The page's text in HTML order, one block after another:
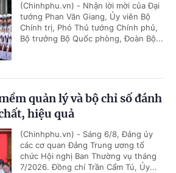
(Chinhphu.vn) - Nhận lời mời của Đại
tướng Phan Văn Giang, Ủy viên Bộ
Chính trị, Phó Thủ tướng Chính phủ,
Bộ trưởng Bộ Quốc phòng, Đoàn Bộ...
quản lý và bộ chỉ số đánh
hiệu quả
(Chinhphu.vn) - Sáng 6/8, Đảng ủy
các cơ quan Đảng Trung ương tổ
chức Hội nghị Ban Thường vụ tháng
7/2026. Đồng chí Trần Cẩm Tú, Ủy...